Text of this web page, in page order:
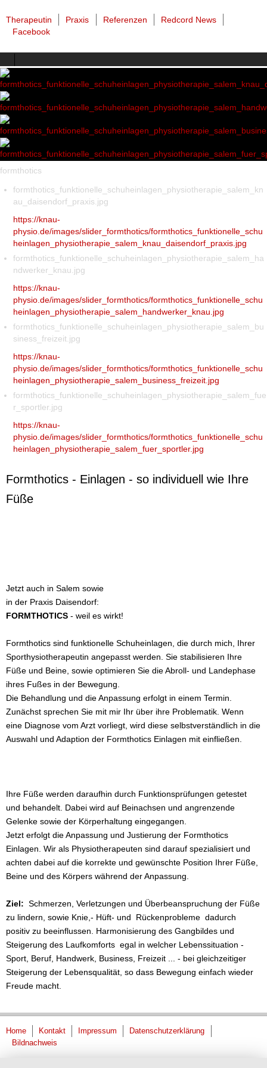
Therapeutin Praxis Referenzen
Redcord News
Facebook
formthotics
formthotics_funktionelle_schuheinlagen_physiotherapie_salem_kn
au_daisendorf_praxis.jpg
https://knau-
physio.de/images/slider_formthotics/formthotics_funktionelle_schu
heinlagen_physiotherapie_salem_knau_daisendorf_praxis.jpg
formthotics_funktionelle_schuheinlagen_physiotherapie_salem_ha
ndwerker_knau.jpg
https://knau-
physio.de/images/slider_formthotics/formthotics_funktionelle_schu
heinlagen_physiotherapie_salem_handwerker_knau.jpg
formthotics_funktionelle_schuheinlagen_physiotherapie_salem_bu
siness_freizeit.jpg
https://knau-
physio.de/images/slider_formthotics/formthotics_funktionelle_schu
heinlagen_physiotherapie_salem_business_freizeit.jpg
formthotics_funktionelle_schuheinlagen_physiotherapie_salem_fue
r_sportler.jpg
https://knau-
physio.de/images/slider_formthotics/formthotics_funktionelle_schu
heinlagen_physiotherapie_salem_fuer_sportler.jpg
Formthotics - Einlagen - so individuell wie Ihre
Füße
Jetzt auch in Salem sowie
in der Praxis Daisendorf:
FORMTHOTICS - weil es wirkt!
Formthotics sind funktionelle Schuheinlagen, die durch mich, Ihrer
Sporthysiotherapeutin angepasst werden. Sie stabilisieren Ihre
Füße und Beine, sowie optimieren Sie die Abroll- und Landephase
ihres Fußes in der Bewegung.
Die Behandlung und die Anpassung erfolgt in einem Termin.
Zunächst sprechen Sie mit mir Ihr über ihre Problematik. Wenn
eine Diagnose vom Arzt vorliegt, wird diese selbstverständlich in die
Auswahl und Adaption der Formthotics Einlagen mit einfließen.
Ihre Füße werden daraufhin durch Funktionsprüfungen getestet
und behandelt. Dabei wird auf Beinachsen und angrenzende
Gelenke sowie der Körperhaltung eingegangen.
Jetzt erfolgt die Anpassung und Justierung der Formthotics
Einlagen. Wir als Physiotherapeuten sind darauf spezialisiert und
achten dabei auf die korrekte und gewünschte Position Ihrer Füße,
Beine und des Körpers während der Anpassung.
Ziel: Schmerzen, Verletzungen und Überbeanspruchung der Füße
zu lindern, sowie Knie,- Hüft- und Rückenprobleme dadurch
positiv zu beeinflussen. Harmonisierung des Gangbildes und
Steigerung des Laufkomforts egal in welcher Lebenssituation -
Sport, Beruf, Handwerk, Business, Freizeit ... - bei gleichzeitiger
Steigerung der Lebensqualität, so dass Bewegung einfach wieder
Freude macht.
Home Kontakt Impressum
Datenschutzerklärung
Bildnachweis